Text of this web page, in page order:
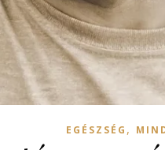
EGÉSZSÉG ,